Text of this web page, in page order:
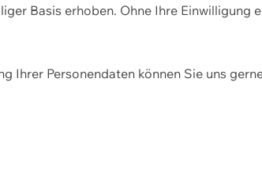
Basis erhoben. Ohne Ihre Einwilligung
Ihrer Personendaten können Sie uns